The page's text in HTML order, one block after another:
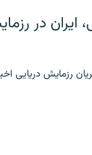
ایران در
رزمایش